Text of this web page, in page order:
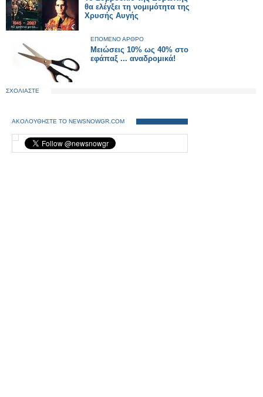
θα ελέγξει τη νομιμότητα της
Χρυσής Αυγής
ΕΠΟΜΕΝΟ ΑΡΘΡΟ
Μειώσεις 10% ως 40% στο
εφάπαξ ... αναδρομικά!
ΣΧΟΛΙΑΣΤΕ
ΑΚΟΛΟΥΘΗΣΤΕ ΤΟ NEWSNOWGR.COM